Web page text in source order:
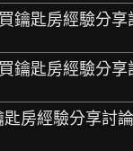
鑰匙房經驗分享
鑰匙房經驗分享
匙房經驗分享討論